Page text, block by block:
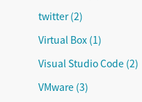
twitter(2)
Virtual Box (1)
Visual Studio Code (2)
VMware (3)